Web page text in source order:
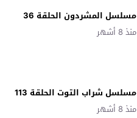
مسلسل المشردون الحلقة 36
منذ 8 أشهر
مسلسل شراب التوت الحلقة 113
منذ 8 أشهر